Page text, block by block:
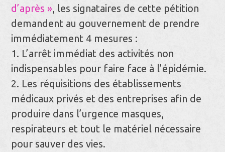
d’après » , les signataires de cette pétition
demandent au gouvernement de prendre
immédiatement 4 mesures :
1. L’arrêt immédiat des activités non
indispensables pour faire face à l’épidémie.
2. Les réquisitions des établissements
médicaux privés et des entreprises afin de
produire dans l’urgence masques,
respirateurs et tout le matériel nécessaire
pour sauver des vies.